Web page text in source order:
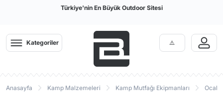
Türkiye'nin En Büyük Outdoor Sitesi
Kategoriler
Anasayfa Kamp Malzemeleri Kamp Mutfağı Ekipmanları Ocak